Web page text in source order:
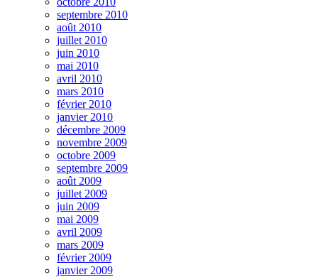
septembre 2010
août 2010
juillet 2010
juin 2010
mai 2010
avril 2010
mars 2010
février 2010
janvier 2010
décembre 2009
novembre 2009
octobre 2009
septembre 2009
août 2009
juillet 2009
juin 2009
mai 2009
avril 2009
mars 2009
février 2009
janvier 2009